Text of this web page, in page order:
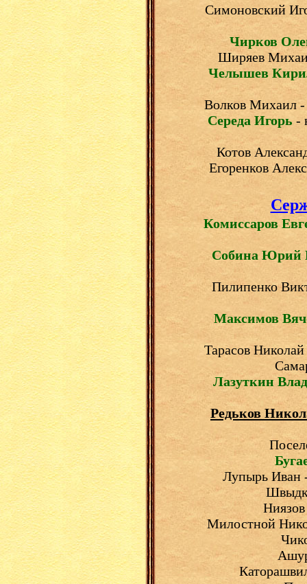
Симоновский
Чирков
Ширяев
Челышев
Волков Михаил -
Середа Игорь -
Котов
Егоренков
Комиссаров
Собина Юрий
Пилипенко
Максимов
Тарасов
Лазуткин
Редьков
Лупырь Иван
Милостной